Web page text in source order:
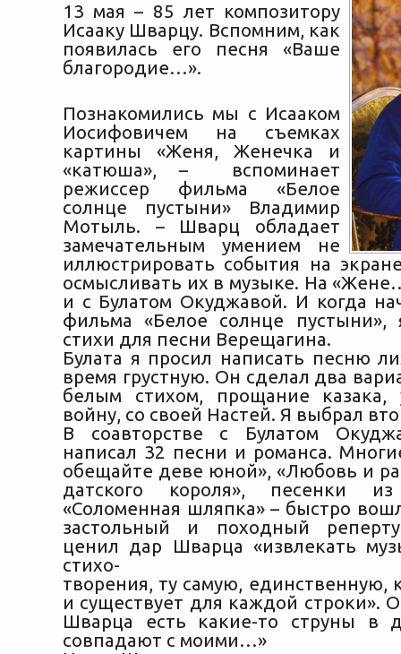
13 мая – 85 лет композитору
Исааку Шварцу. Вспомним, как
появилась его песня «Ваше
благородие…».
Познакомились мы с Исааком
Иосифовичем на съемках
картины «Женя, Женечка и
«катюша», – вспоминает
режиссер фильма «Белое
солнце пустыни» Владимир
Мотыль. – Шварц обладает
замечательным умением не
иллюстрировать события на
осмысливать их в музыке. На
и с Булатом Окуджавой. И когда
фильма «Белое солнце пустыни»,
стихи для песни Верещагина.
Булата я просил написать песню
время грустную. Он сделал два
белым стихом, прощание казака,
войну, со своей Настей. Я выбрал
В соавторстве с Булатом
написал 32 песни и романса.
обещайте деве юной», «Любовь и
датского короля», песенки
«Соломенная шляпка» – быстро
застольный и походный
ценил дар Шварца «извлекать
стихо-
творения, ту самую, единственную,
и существует для каждой строки».
Шварца есть какие-то струны в
совпадают с моими…»